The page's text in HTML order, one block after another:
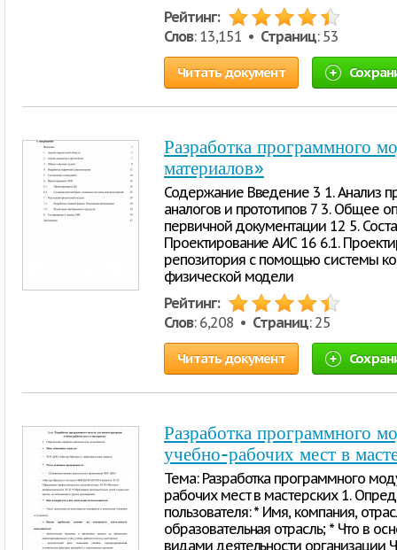
Рейтинг:
Слов: 13,151 • Страниц: 53
Читать документ
Разработка программного
материалов»
Содержание Введение 3 1. Анализ
аналогов и прототипов 7 3. Общее
первичной документации 12 5.
Проектирование АИС 16 6.1.
репозитория с помощью системы
физической модели
Рейтинг:
Слов: 6,208 • Страниц: 25
Читать документ
Разработка программного
учебно-рабочих мест в
Тема: Разработка программного
рабочих мест в мастерских 1.
пользователя: * Имя, компания,
образовательная отрасль; * Что в
видами деятельности